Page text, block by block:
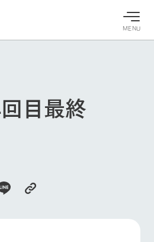
MENU
ている情報
Ark館ヶ森で開
催しているイベ
情報やスケジュ
ビゲート
目最終